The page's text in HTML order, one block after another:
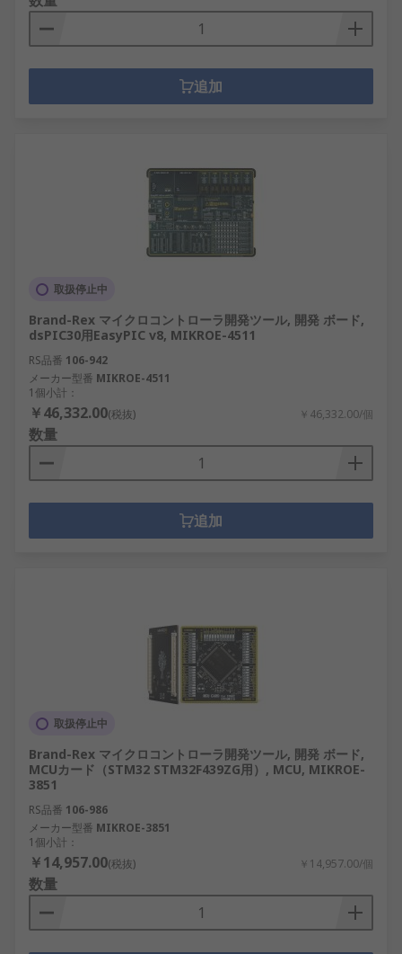
追加
取扱停止中
Brand-Rex マイクロコントローラ開発ツール, 開発 ボード,
dsPIC30用EasyPIC v8, MIKROE-4511
RS品番 106-942
メーカー型番 MIKROE-4511
1個小計：
￥46,332.00(税抜) ￥46,332.00/個
数量
追加
取扱停止中
Brand-Rex マイクロコントローラ開発ツール, 開発 ボード,
MCUカード（STM32 STM32F439ZG用）, MCU, MIKROE-
3851
RS品番 106-986
メーカー型番 MIKROE-3851
1個小計：
￥14,957.00(税抜) ￥14,957.00/個
数量